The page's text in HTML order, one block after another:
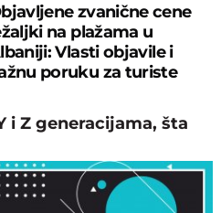
zvanične cene
na plažama u
Vlasti objavile i
poruku za turiste
i Z generacijama, šta